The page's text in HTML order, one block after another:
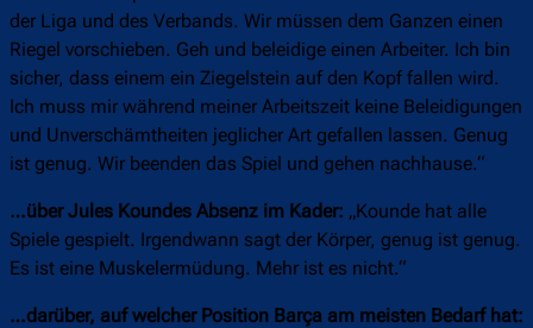
der Liga und des Verbands. Wir müssen dem Ganzen einen
Riegel vorschieben. Geh und beleidige einen Arbeiter. Ich bin
sicher, dass einem ein Ziegelstein auf den Kopf fallen wird.
Ich muss mir während meiner Arbeitszeit keine Beleidigungen
und Unverschämtheiten jeglicher Art gefallen lassen. Genug
ist genug. Wir beenden das Spiel und gehen nachhause.“
…über Jules Koundes Absenz im Kader: „Kounde hat alle
Spiele gespielt. Irgendwann sagt der Körper, genug ist genug.
Es ist eine Muskelermüdung. Mehr ist es nicht.“
…darüber, auf welcher Position Barça am meisten Bedarf hat: